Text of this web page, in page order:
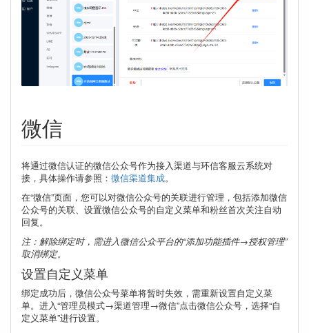
微信
将通过微信认证的微信公众号作为接入渠道与环信客服云系统对
接，具体操作请参照： 微信渠道集成。
在“微信”页面，您可以对微信公众号的关联进行管理，包括添加微信
公众号的关联、设置微信公众号的自定义菜单和粉丝首次关注自动
回复。
注：解除绑定时，需进入微信公众平台的“添加功能插件→授权管理”
取消绑定。
设置自定义菜单
绑定成功后，微信公众号菜单将暂时失效，需重新设置自定义菜
单。进入“管理员模式→渠道管理→微信”点击微信公众号，选择“自
定义菜单”进行设置。